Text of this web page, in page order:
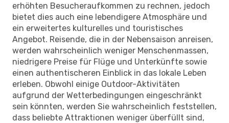
erhöhten Besucheraufkommen zu rechnen, jedoch
bietet dies auch eine lebendigere Atmosphäre und
ein erweitertes kulturelles und touristisches
Angebot. Reisende, die in der Nebensaison anreisen,
werden wahrscheinlich weniger Menschenmassen,
niedrigere Preise für Flüge und Unterkünfte sowie
einen authentischeren Einblick in das lokale Leben
erleben. Obwohl einige Outdoor-Aktivitäten
aufgrund der Wetterbedingungen eingeschränkt
sein könnten, werden Sie wahrscheinlich feststellen,
dass beliebte Attraktionen weniger überfüllt sind,